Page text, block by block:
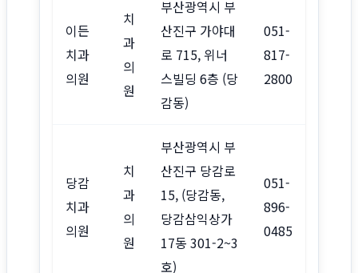
이든
치과
의원
치
과
의
원
부산광역시 부
산진구 가야대
로 715, 위너
스빌딩 6층 (당
감동)
051-
817-
2800
당감
치과
의원
치
과
의
원
부산광역시 부
산진구 당감로
15, (당감동,
당감삼익상가
17동 301-2~3
호)
051-
896-
0485